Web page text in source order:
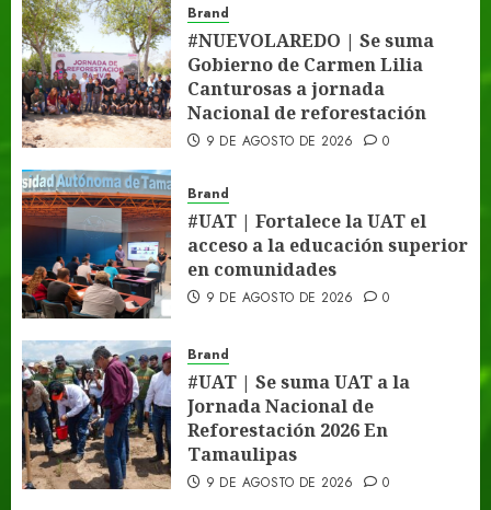
Brand
#NUEVOLAREDO | Se suma
Gobierno de Carmen Lilia
Canturosas a jornada
Nacional de reforestación
9 DE AGOSTO DE 2026 0
Brand
#UAT | Fortalece la UAT el
acceso a la educación superior
en comunidades
9 DE AGOSTO DE 2026 0
Brand
#UAT | Se suma UAT a la
Jornada Nacional de
Reforestación 2026 En
Tamaulipas
9 DE AGOSTO DE 2026 0